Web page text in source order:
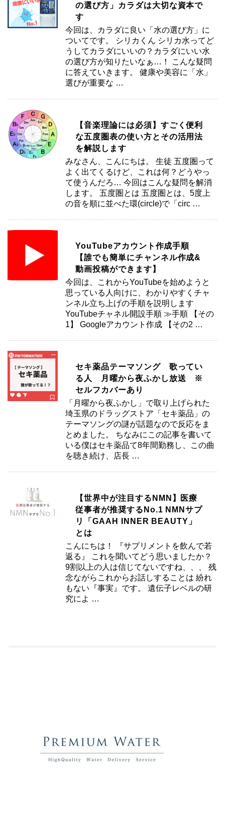
の選び方」カラダは大切な資本で
す
今回は、カラダに良い「水の選び方」に
ついてです。 シリカくん シリカ水ってど
うしてカラダにいいの？カラダにいい水
の選び方が知りたいなぁ…！ こんな疑問
に答えていきます。 健康や美容に「水」
選びが重要な …
【音楽理論には必須】すごく便利
な五度圏表の使い方とその活用法
を解説します
みなさん、こんにちは。 生徒 五度圏って
よく出てくるけど、これは何？どうやっ
て使うんだろ… 今回はこんな疑問を解消
します。 五度圏とは 五度圏とは、5度上
の音を順に並べた環(circle)で「circ …
YouTubeアカウント作成手順
【誰でも簡単にチャンネル作成&
動画投稿ができます】
今回は、これからYouTubeを始めようと
思っている人向けに、わかりやすくチャ
ンネル立ち上げの手順を説明します
YouTubeチャネル開設手順 ≫手順 【その
1】 Googleアカウント作成 【その2 …
セキ薬品テーマソング 歌ってい
る人 月曜から夜ふかし放送 ※
セルフカバーあり
「月曜から夜ふかし」で取り上げられた
埼玉県のドラッグストア「セキ薬品」の
テーマソングの謎が話題なので反応をま
とめました。 ちなみにこの記事を書いて
いる僕はセキ薬品て8年間勤務し、この曲
を聴き続け、店長 …
【世界中が注目するNMN】医療
従事者が推奨するNo.1 NMNサプ
リ「GAAH INNER BEAUTY」
とは
こんにちは！ 『サプリメントを飲んで若
返る』 これを聞いてどう思いましたか？
9割以上の人は信じてないですね、、、 残
念ながらこれからお話しすることは 紛れ
もない『事実』です。 遺伝子レベルの研
究によ …